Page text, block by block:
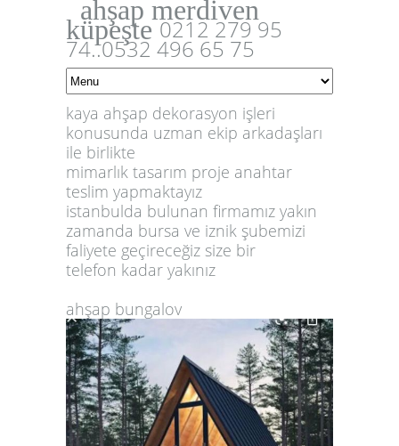
ahşap merdiven
küpeşte0212 279 95
74..0532 496 65 75
kaya ahşap dekorasyon işleri
konusunda uzman ekip arkadaşları
ile birlikte
mimarlık tasarım proje anahtar
teslim yapmaktayız
istanbulda bulunan firmamız yakın
zamanda bursa ve iznik şubemizi
faliyete geçireceğiz size bir
telefon kadar yakınız
ahşap bungalov